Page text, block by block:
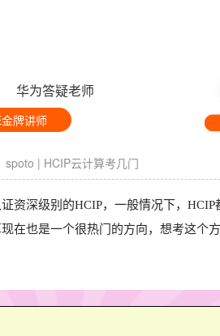
华为答疑老师
牌讲师
spoto | HCIP云计算考几门
资深级别的HCIP，一般情况下，
在也是一个很热门的方向，想考这个